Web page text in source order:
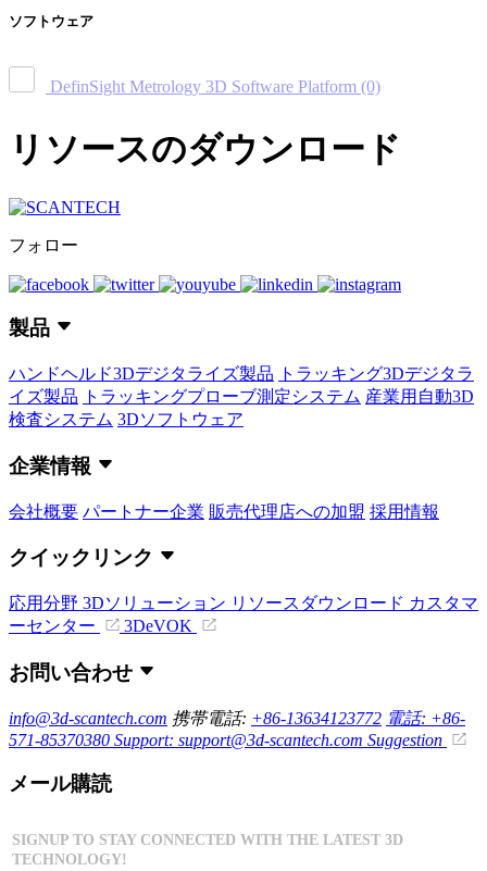
ソフトウェア
DefinSight Metrology 3D Software Platform (0)
リソースのダウンロード
フォロー
製品
ハンドヘルド3Dデジタライズ製品
トラッキング3Dデジタラ
イズ製品
トラッキングプローブ測定システム 産業用自動3D
検査システム 3Dソフトウェア
企業情報
会社概要 パートナー企業 販売代理店への加盟 採用情報
クイックリンク
応用分野 3Dソリューション リソースダウンロード カスタマ
ーセンター
3DeVOK
お問い合わせ
info@3d-scantech.com 携帯電話: +86-13634123772 電話: +86-
571-85370380 Support: support@3d-scantech.com Suggestion
メール購読